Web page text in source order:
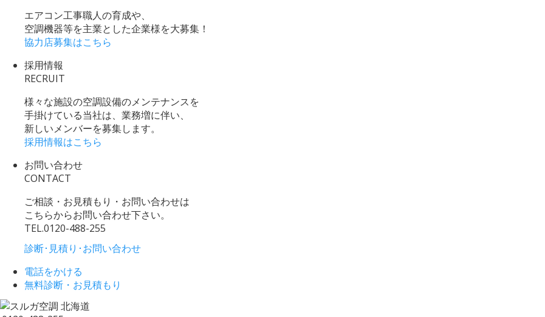
エアコン工事職人の育成や、
空調機器等を主業とした企業様を大募集！
協力店募集はこちら
採用情報
RECRUIT
様々な施設の空調設備のメンテナンスを
手掛けている当社は、業務増に伴い、
新しいメンバーを募集します。
採用情報はこちら
お問い合わせ
CONTACT
ご相談・お見積もり・お問い合わせは
こちらからお問い合わせ下さい。
TEL.0120-488-255
診断･見積り･お問い合わせ
電話をかける
無料診断・お見積もり